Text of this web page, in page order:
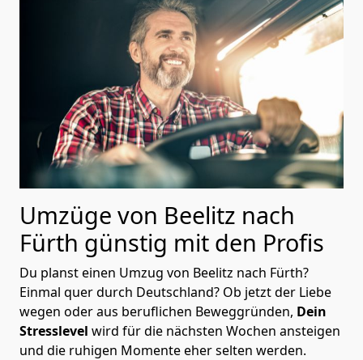
Umzüge von Beelitz nach
Fürth günstig mit den Profis
Du planst einen Umzug von Beelitz nach Fürth?
Einmal quer durch Deutschland? Ob jetzt der Liebe
wegen oder aus beruflichen Beweggründen, Dein
Stresslevel wird für die nächsten Wochen ansteigen
und die ruhigen Momente eher selten werden.